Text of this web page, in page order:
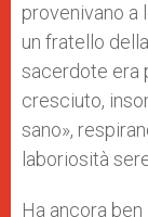
provenivano a
un fratello
sacerdote era
cresciuto,
sano»,
laboriosità
Ha ancora